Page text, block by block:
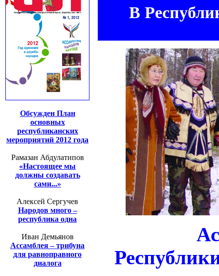
Обсужден План
основных
республиканских
мероприятий 2012 года
Рамазан Абдулатипов
«Настоящее мы
должны создавать
сами...»
Алексей Сергучев
Народов много –
республика одна
Иван Демьянов
Ассамблея – трибуна
для равноправного
диалога
В